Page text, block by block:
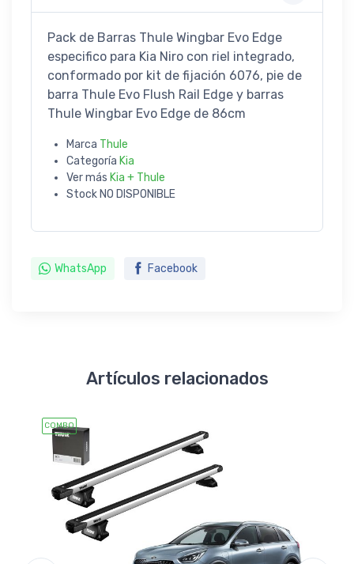
Pack de Barras Thule Wingbar Evo Edge
especifico para Kia Niro con riel integrado,
conformado por kit de fijación 6076, pie de
barra Thule Evo Flush Rail Edge y barras
Thule Wingbar Evo Edge de 86cm
Marca Thule
Categoría Kia
Ver más Kia + Thule
Stock NO DISPONIBLE
WhatsApp Facebook
Artículos relacionados
COMBO